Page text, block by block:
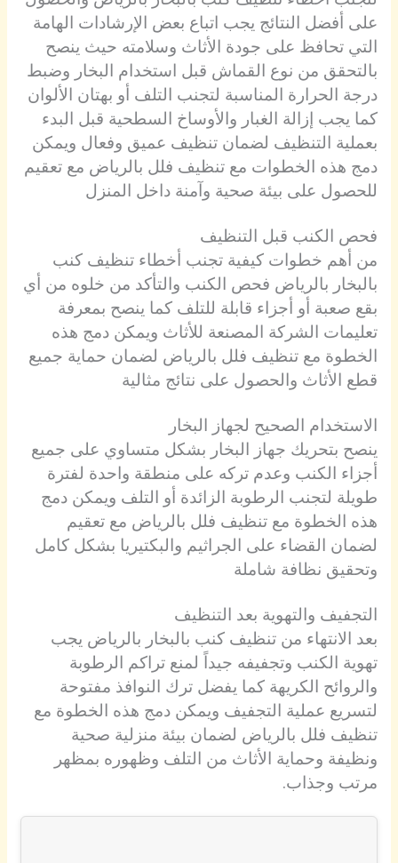
على أفضل النتائج يجب اتباع بعض الإرشادات الهامة
التي تحافظ على جودة الأثاث وسلامته حيث ينصح
بالتحقق من نوع القماش قبل استخدام البخار وضبط
درجة الحرارة المناسبة لتجنب التلف أو بهتان الألوان
كما يجب إزالة الغبار والأوساخ السطحية قبل البدء
بعملية التنظيف لضمان تنظيف عميق وفعال ويمكن
دمج هذه الخطوات مع تنظيف فلل بالرياض مع تعقيم
للحصول على بيئة صحية وآمنة داخل المنزل
فحص الكنب قبل التنظيف
من أهم خطوات كيفية تجنب أخطاء تنظيف كنب
بالبخار بالرياض فحص الكنب والتأكد من خلوه من أي
بقع صعبة أو أجزاء قابلة للتلف كما ينصح بمعرفة
تعليمات الشركة المصنعة للأثاث ويمكن دمج هذه
الخطوة مع تنظيف فلل بالرياض لضمان حماية جميع
قطع الأثاث والحصول على نتائج مثالية
الاستخدام الصحيح لجهاز البخار
ينصح بتحريك جهاز البخار بشكل متساوي على جميع
أجزاء الكنب وعدم تركه على منطقة واحدة لفترة
طويلة لتجنب الرطوبة الزائدة أو التلف ويمكن دمج
هذه الخطوة مع تنظيف فلل بالرياض مع تعقيم
لضمان القضاء على الجراثيم والبكتيريا بشكل كامل
وتحقيق نظافة شاملة
التجفيف والتهوية بعد التنظيف
بعد الانتهاء من تنظيف كنب بالبخار بالرياض يجب
تهوية الكنب وتجفيفه جيداً لمنع تراكم الرطوبة
والروائح الكريهة كما يفضل ترك النوافذ مفتوحة
لتسريع عملية التجفيف ويمكن دمج هذه الخطوة مع
تنظيف فلل بالرياض لضمان بيئة منزلية صحية
ونظيفة وحماية الأثاث من التلف وظهوره بمظهر
مرتب وجذاب.